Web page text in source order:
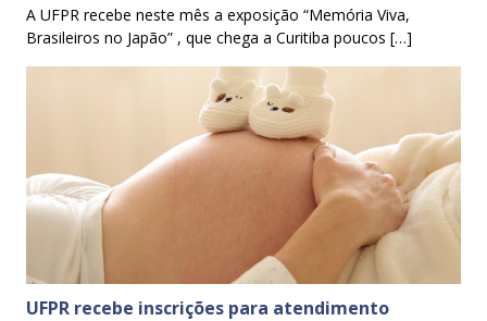
A UFPR recebe neste mês a exposição “Memória Viva,
Brasileiros no Japão” , que chega a Curitiba poucos […]
UFPR recebe inscrições para atendimento